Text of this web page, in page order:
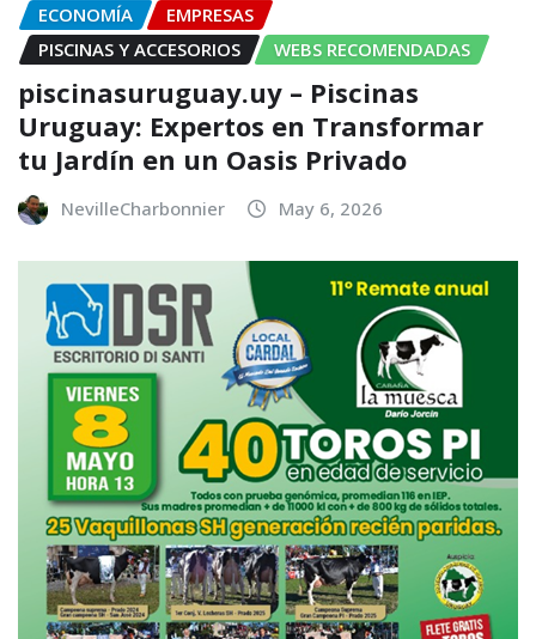
ECONOMÍA
EMPRESAS
PISCINAS Y ACCESORIOS
WEBS RECOMENDADAS
piscinasuruguay.uy – Piscinas
Uruguay: Expertos en Transformar
tu Jardín en un Oasis Privado
NevilleCharbonnier May 6, 2026